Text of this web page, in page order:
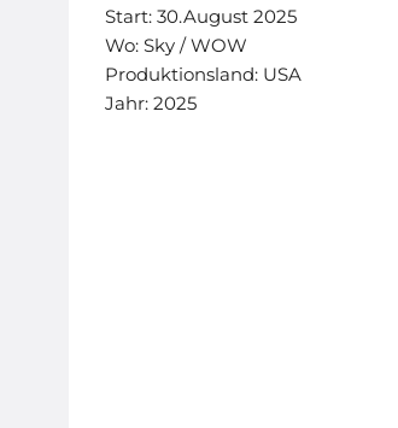
Start: 30.August 2025
Wo: Sky / WOW
Produktionsland: USA
Jahr: 2025